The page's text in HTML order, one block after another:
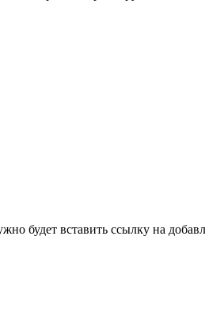
будет вставить ссылку на